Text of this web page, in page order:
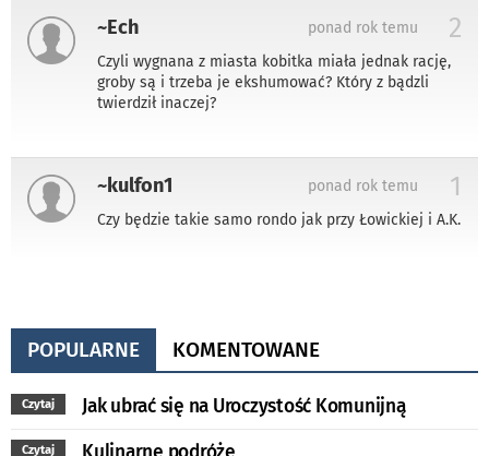
~Ech 2
ponad rok temu
Czyli wygnana z miasta kobitka miała jednak rację,
groby są i trzeba je ekshumować? Który z bądzli
twierdził inaczej?
~kulfon1 1
ponad rok temu
Czy będzie takie samo rondo jak przy Łowickiej i A.K.
POPULARNE KOMENTOWANE
Czytaj Jak ubrać się na Uroczystość Komunijną
Czytaj